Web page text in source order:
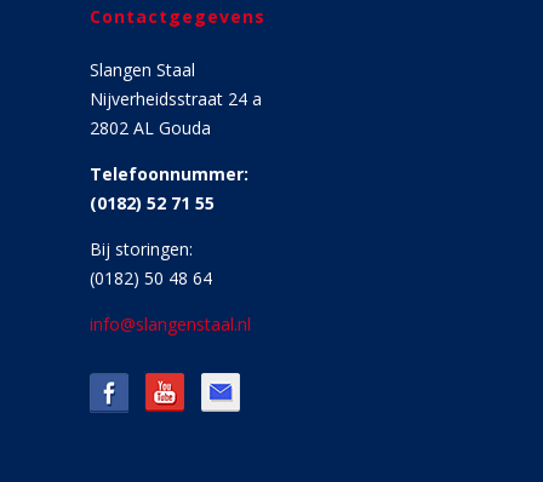
Contactgegevens
Slangen Staal
Nijverheidsstraat 24 a
2802 AL Gouda
Telefoonnummer:
(0182) 52 71 55
Bij storingen:
(0182) 50 48 64
info@slangenstaal.nl